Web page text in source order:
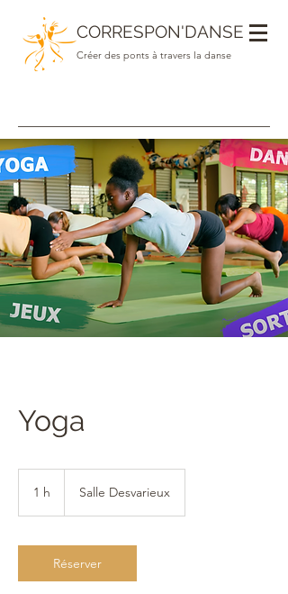
CORRESPON'DANSE
Créer des ponts à travers la danse
Yoga
1 h Salle Desvarieux
Réserver